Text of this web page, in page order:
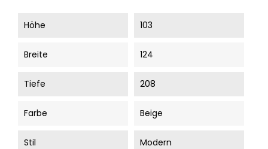
Höhe 103
Breite 124
Tiefe 208
Farbe Beige
Stil Modern